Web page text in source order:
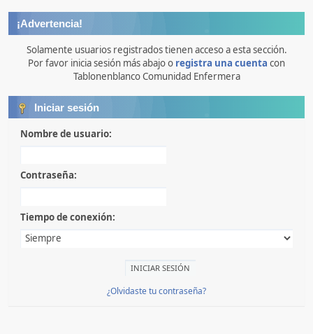
¡Advertencia!
Solamente usuarios registrados tienen acceso a esta sección.
Por favor inicia sesión más abajo o registra una cuenta con
Tablonenblanco Comunidad Enfermera
Iniciar sesión
Nombre de usuario:
Contraseña:
Tiempo de conexión:
¿Olvidaste tu contraseña?